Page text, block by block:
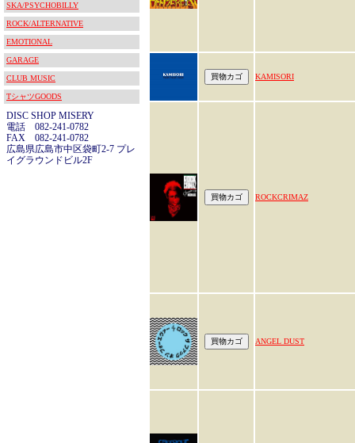
SKA/PSYCHOBILLY
ROCK/ALTERNATIVE
EMOTIONAL
GARAGE
CLUB MUSIC
TシャツGOODS
DISC SHOP MISERY
電話 082-241-0782
FAX 082-241-0782
広島県広島市中区袋町2-7 プレ
イグラウンドビル2F
KAMISORI
ROCKCRIMAZ
ANGEL DUST